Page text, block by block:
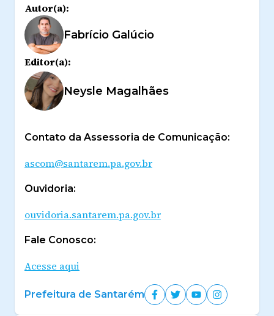
Autor(a):
Fabrício Galúcio
Editor(a):
Neysle Magalhães
Contato da Assessoria de Comunicação:
ascom@santarem.pa.gov.br
Ouvidoria:
ouvidoria.santarem.pa.gov.br
Fale Conosco:
Acesse aqui
Prefeitura de Santarém